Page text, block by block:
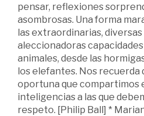
pensar, reflexiones
asombrosas. Una forma
las extraordinarias, diversas
aleccionadoras
animales, desde las
los elefantes. Nos recuerda
oportuna que compartimos
inteligencias a las que
respeto. [Philip Ball] *